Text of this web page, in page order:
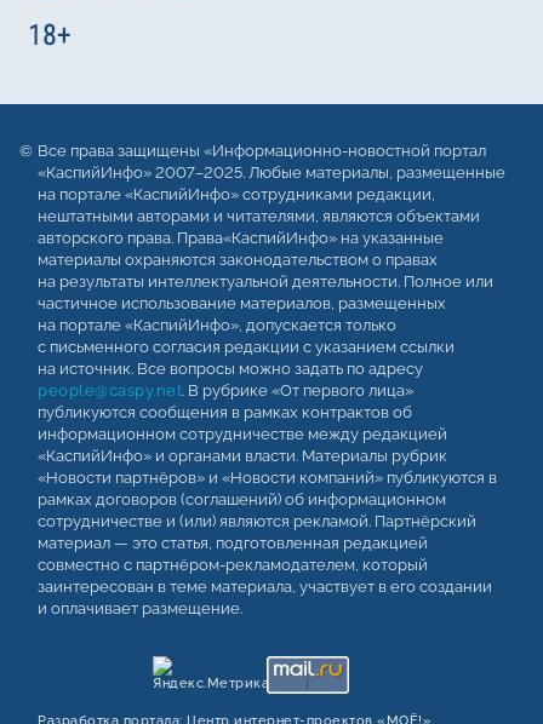
Все права защищены «Информационно-новостной портал
«КаспийИнфо» 2007–2025. Любые материалы, размещенные
на портале «КаспийИнфо» сотрудниками редакции,
нештатными авторами и читателями, являются объектами
авторского права. Права«КаспийИнфо» на указанные
материалы охраняются законодательством о правах
на результаты интеллектуальной деятельности. Полное или
частичное использование материалов, размещенных
на портале «КаспийИнфо», допускается только
с письменного согласия редакции с указанием ссылки
на источник. Все вопросы можно задать по адресу
people@caspy.net. В рубрике «От первого лица»
публикуются сообщения в рамках контрактов об
информационном сотрудничестве между редакцией
«КаспийИнфо» и органами власти. Материалы рубрик
«Новости партнёров» и «Новости компаний» публикуются в
рамках договоров (соглашений) об информационном
сотрудничестве и (или) являются рекламой. Партнёрский
материал — это статья, подготовленная редакцией
совместно с партнёром-рекламодателем, который
заинтересован в теме материала, участвует в его создании
и оплачивает размещение.